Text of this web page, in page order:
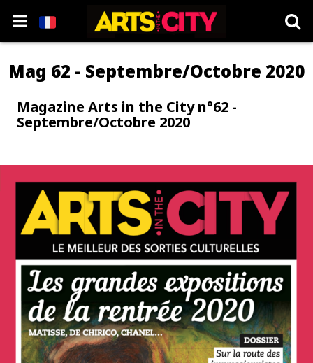
Mag 62 - Septembre/Octobre 2020
Magazine Arts in the City n°62 -
Septembre/Octobre 2020